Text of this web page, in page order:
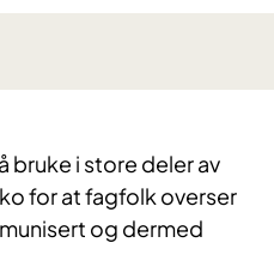
bruke i store deler av
for at fagfolk overser
og dermed